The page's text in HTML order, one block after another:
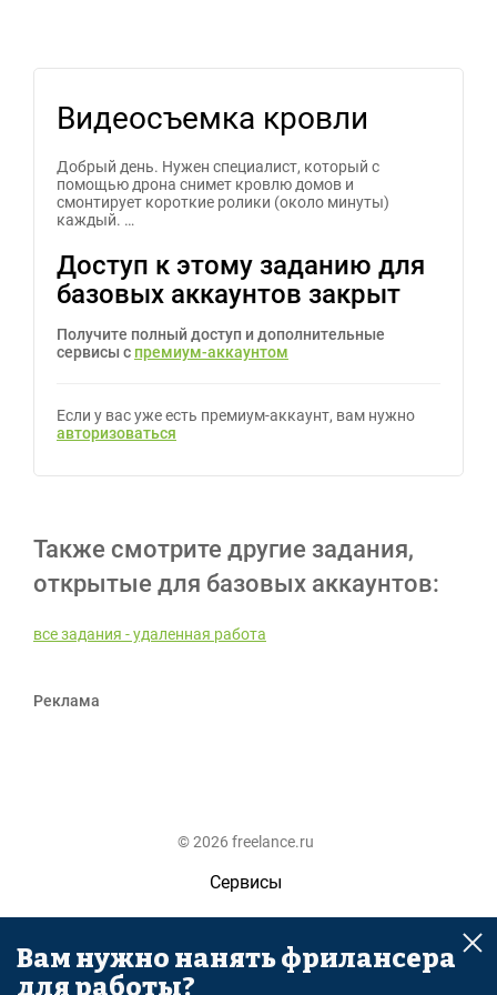
Видеосъемка кровли
Добрый день. Нужен специалист, который с
помощью дрона снимет кровлю домов и
смонтирует короткие ролики (около минуты)
каждый. …
Доступ к этому заданию для
базовых аккаунтов закрыт
Получите полный доступ и дополнительные
сервисы с премиум-аккаунтом
Если у вас уже есть премиум-аккаунт, вам нужно
авторизоваться
Также смотрите другие задания,
открытые для базовых аккаунтов:
все задания - удаленная работа
Реклама
© 2026 freelance.ru
Сервисы
Помощь
Поиск
Вам нужно нанять фрилансера
для работы?